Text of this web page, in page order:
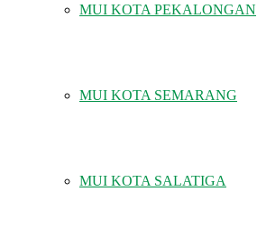
MUI KOTA PEKALONGAN
MUI KOTA SEMARANG
MUI KOTA SALATIGA